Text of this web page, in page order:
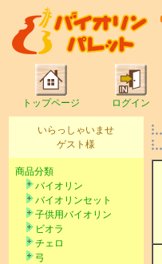
トップページ ログイン
いらっしゃいませ
ゲスト様
商品分類
バイオリン
バイオリンセット
子供用バイオリン
ビオラ
チェロ
弓